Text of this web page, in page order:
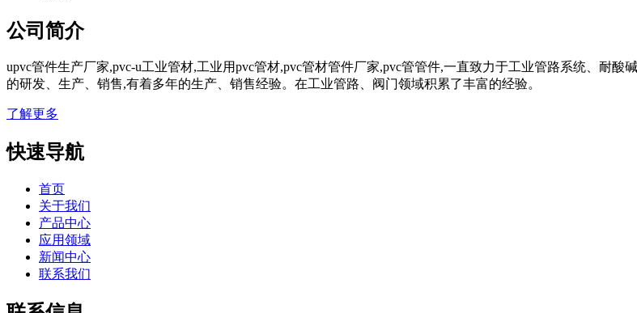
公司简介
upvc管件生产厂家,pvc-u工业管材,工业用pvc管材,pvc管材管件厂家,pvc管管件,一直致力于工业管路系统、耐酸
的研发、生产、销售,有着多年的生产、销售经验。在工业管路、阀门领域积累了丰富的经验。
了解更多
快速导航
首页
关于我们
产品中心
应用领域
新闻中心
联系我们